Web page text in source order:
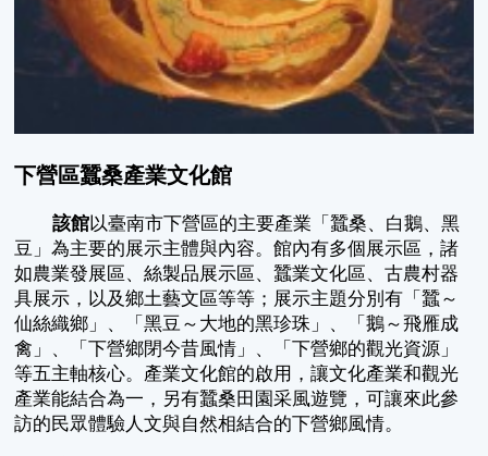
下營區蠶桑產業文化館
該館以臺南市下營區的主要產業「蠶桑、白鵝、黑
豆」為主要的展示主體與內容。館內有多個展示區，諸
如農業發展區、絲製品展示區、蠶業文化區、古農村器
具展示，以及鄉土藝文區等等；展示主題分別有「蠶～
仙絲織鄉」、「黑豆～大地的黑珍珠」、「鵝～飛雁成
禽」、「下營鄉閉今昔風情」、「下營鄉的觀光資源」
等五主軸核心。產業文化館的啟用，讓文化產業和觀光
產業能結合為一，另有蠶桑田園采風遊覽，可讓來此參
訪的民眾體驗人文與自然相結合的下營鄉風情。